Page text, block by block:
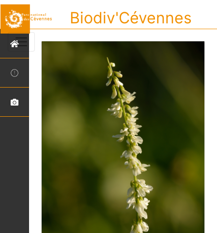
Biodiv'Cévennes